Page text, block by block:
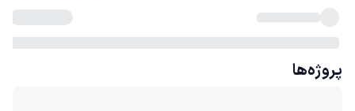
پروژه‌ها